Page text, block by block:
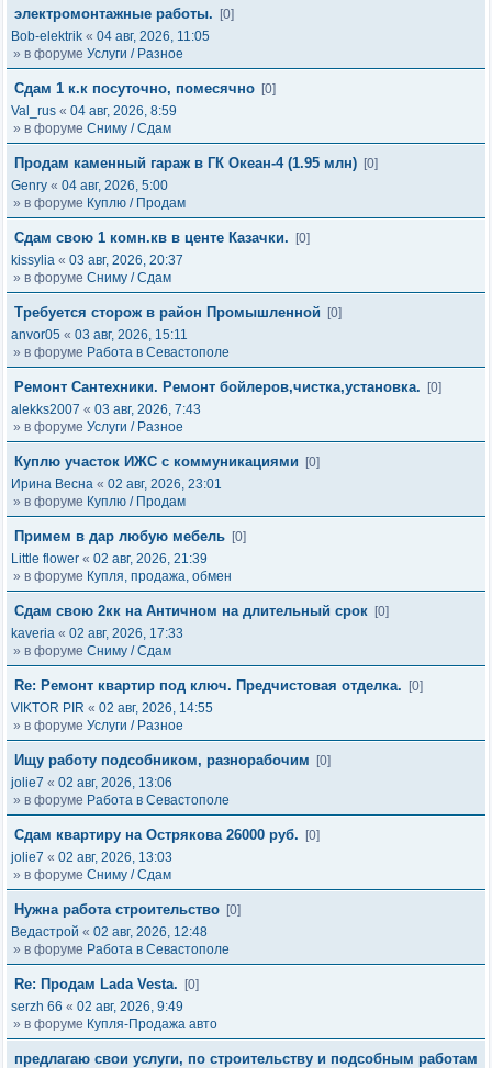
электромонтажные работы.
[0]
Bob-elektrik « 04 авг, 2026, 11:05
» в форуме Услуги / Разное
Сдам 1 к.к посуточно, помесячно [0]
Val_rus « 04 авг, 2026, 8:59
» в форуме Сниму / Сдам
Продам каменный гараж в ГК Океан-4 (1.95 млн) [0]
Genry « 04 авг, 2026, 5:00
» в форуме Куплю / Продам
Сдам свою 1 комн.кв в центе Казачки.
[0]
kissylia « 03 авг, 2026, 20:37
» в форуме Сниму / Сдам
Требуется сторож в район Промышленной
[0]
anvor05 « 03 авг, 2026, 15:11
» в форуме Работа в Севастополе
Ремонт Сантехники. Ремонт бойлеров,чистка,установка.
[0]
alekks2007 « 03 авг, 2026, 7:43
» в форуме Услуги / Разное
Куплю участок ИЖС с коммуникациями
[0]
Ирина Весна « 02 авг, 2026, 23:01
» в форуме Куплю / Продам
Примем в дар любую мебель [0]
Little flower « 02 авг, 2026, 21:39
» в форуме Купля, продажа, обмен
Сдам свою 2кк на Античном на длительный срок [0]
kaveria « 02 авг, 2026, 17:33
» в форуме Сниму / Сдам
Re: Ремонт квартир под ключ. Предчистовая отделка.
[0]
VIKTOR PIR « 02 авг, 2026, 14:55
» в форуме Услуги / Разное
Ищу работу подсобником, разнорабочим
[0]
jolie7 « 02 авг, 2026, 13:06
» в форуме Работа в Севастополе
Сдам квартиру на Острякова 26000 руб.
[0]
jolie7 « 02 авг, 2026, 13:03
» в форуме Сниму / Сдам
Нужна работа строительство [0]
Ведастрой « 02 авг, 2026, 12:48
» в форуме Работа в Севастополе
Re: Продам Lada Vesta.
[0]
serzh 66 « 02 авг, 2026, 9:49
» в форуме Купля-Продажа авто
предлагаю свои услуги, по строительству и подсобным работам